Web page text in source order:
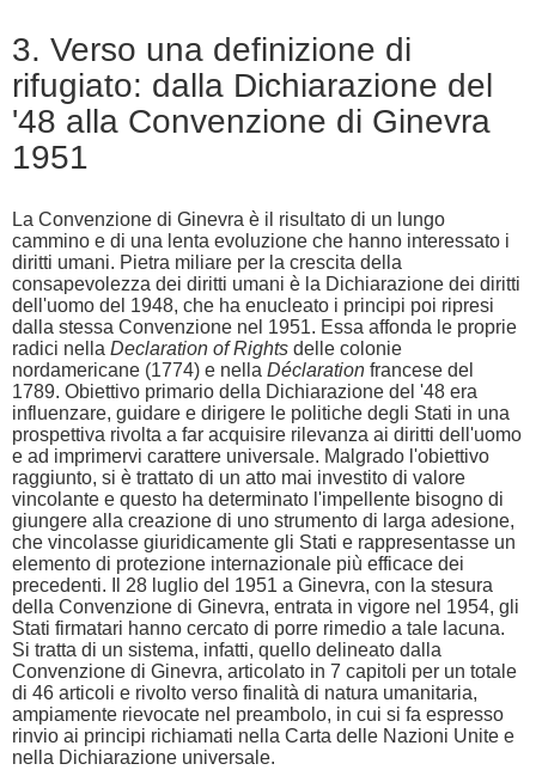
3. Verso una definizione di
rifugiato: dalla Dichiarazione del
'48 alla Convenzione di Ginevra
1951
La Convenzione di Ginevra è il risultato di un lungo
cammino e di una lenta evoluzione che hanno interessato i
diritti umani. Pietra miliare per la crescita della
consapevolezza dei diritti umani è la Dichiarazione dei diritti
dell'uomo del 1948, che ha enucleato i principi poi ripresi
dalla stessa Convenzione nel 1951. Essa affonda le proprie
radici nella Declaration of Rights delle colonie
nordamericane (1774) e nella Déclaration francese del
1789. Obiettivo primario della Dichiarazione del '48 era
influenzare, guidare e dirigere le politiche degli Stati in una
prospettiva rivolta a far acquisire rilevanza ai diritti dell'uomo
e ad imprimervi carattere universale. Malgrado l'obiettivo
raggiunto, si è trattato di un atto mai investito di valore
vincolante e questo ha determinato l'impellente bisogno di
giungere alla creazione di uno strumento di larga adesione,
che vincolasse giuridicamente gli Stati e rappresentasse un
elemento di protezione internazionale più efficace dei
precedenti. Il 28 luglio del 1951 a Ginevra, con la stesura
della Convenzione di Ginevra, entrata in vigore nel 1954, gli
Stati firmatari hanno cercato di porre rimedio a tale lacuna.
Si tratta di un sistema, infatti, quello delineato dalla
Convenzione di Ginevra, articolato in 7 capitoli per un totale
di 46 articoli e rivolto verso finalità di natura umanitaria,
ampiamente rievocate nel preambolo, in cui si fa espresso
rinvio ai principi richiamati nella Carta delle Nazioni Unite e
nella Dichiarazione universale.